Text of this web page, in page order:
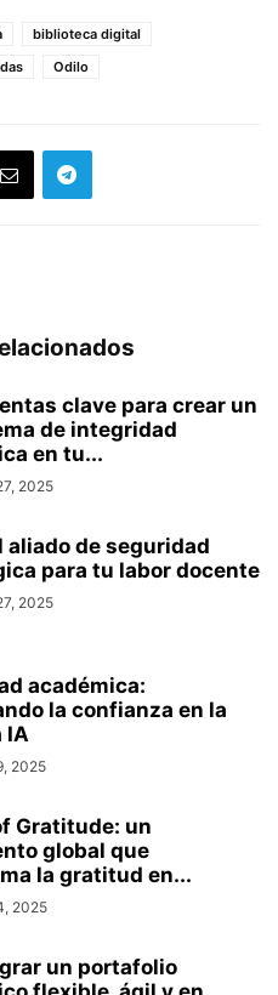
biblioteca digital
Odilo
clave para crear un
de integridad
en tu...
2025
aliado de seguridad
para tu labor docente
2025
académica:
la confianza en la
IA
2025
Gratitude: un
global que
la gratitud en...
2025
un portafolio